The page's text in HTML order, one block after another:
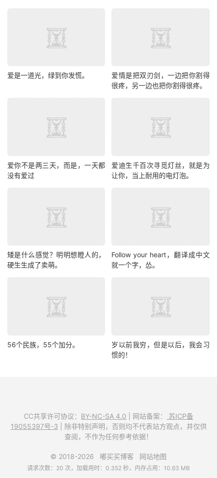
爱是一道光，绿到你发慌。
爱情是把双刃剑，一边把你割得
很疼，另一边也把你割得很疼。
爱你不是两三天，而是，一天都
没有爱过
爱迪生千百次寻觅灯丝，就是为
让你，当上耐用的电灯泡。
矮是什么感觉？明明想瞪人的，
硬生生成了卖萌。
Follow your heart，翻译成中文
就一个字，怂。
56个民族，55个加分。
岁以前我穷，但是以后，我会习
惯的！
CC共享许可协议： BY-NC-SA 4.0 | 网站备案：
苏ICP备
19055397号-3 | 除非特别声明，否则均不代表站方观点，并仅供
查阅，不作为任何参考依据！
© 2018-2026 嘟买买博客 网站地图
请求次数：20 次，加载用时：0.352 秒，内存占用：10.63 MB